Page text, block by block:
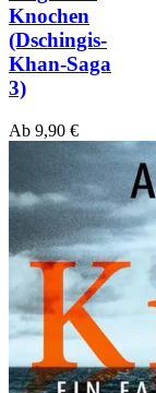
Knochen
(Dschingis-
Khan-Saga
3)
Ab 9,90 €